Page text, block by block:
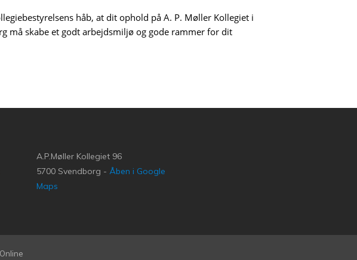
håb, at dit ophold på A. P. Møller Kollegiet i
må skabe et godt arbejdsmiljø og gode rammer for dit
A.P.Møller Kollegiet 96
5700 Svendborg - Åben i Google
Maps